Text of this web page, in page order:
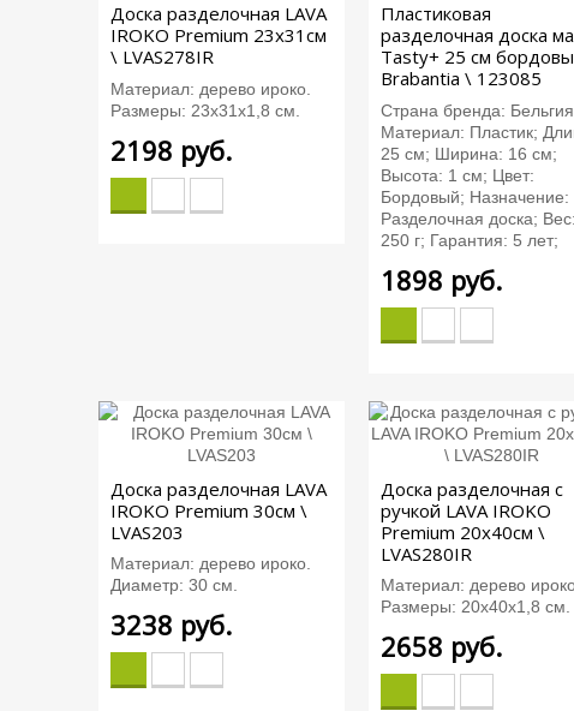
Доска разделочная LAVA
IROKO Premium 23х31см
\ LVAS278IR
Материал: дерево ироко.
Размеры: 23х31х1,8 см.
2198 руб.
Пластиковая
разделочная доска
Tasty+ 25 см
Brabantia \ 123085
Страна бренда:
Материал: Пластик;
25 см; Ширина: 16 см;
Высота: 1 см; Цвет:
Бордовый; Назначение:
Разделочная доска; Вес:
250 г; Гарантия: 5 лет;
1898 руб.
Доска разделочная LAVA
IROKO Premium 30см \
LVAS203
Материал: дерево ироко.
Диаметр: 30 см.
3238 руб.
Доска разделочная с
ручкой LAVA IROKO
Premium 20х40см \
LVAS280IR
Материал: дерево
Размеры: 20х40х1,8 см.
2658 руб.